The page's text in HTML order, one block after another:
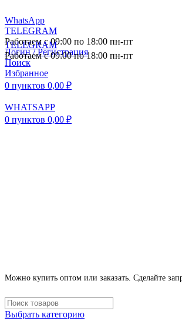
WhatsApp
TELEGRAM
Работаем с 09:00 по 18:00 пн-пт
Логин / Регистрация
Поиск
Избранное
0 пунктов 0,00 ₽
WHATSAPP
0 пунктов 0,00 ₽
TELEGRAM
Работаем с 09:00 по 18:00 пн-пт
Можно купить оптом или заказать. Сделайте
Выбрать категорию